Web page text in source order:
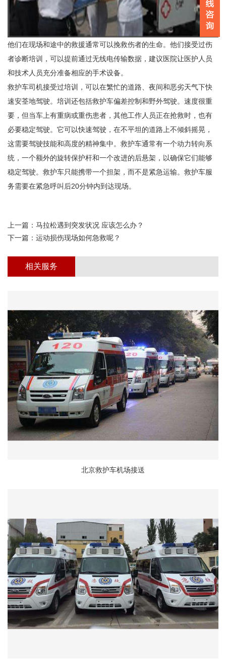
他们在现场和途中的救援通常可以挽救伤者的生命。他们接受过伤
者诊断培训，可以提前通过无线电传输数据，建议医院让医护人员
和技术人员充分准备相应的手术设备。
救护车司机接受过培训，可以在繁忙的道路、夜间和恶劣天气下快
速安荃地驾驶。培训还包括救护车偏差控制和野外驾驶。速度很重
要，但当车上有重病或重伤患者，其他工作人员正在抢救时，也有
必要稳定驾驶。它可以快速驾驶，在不平坦的道路上不倾斜摇晃，
这需要驾驶技能和高度的精神集中。救护车通常有一个动力转向系
统，一个额外的旋转保护杆和一个改进的后悬架，以确保它们能够
稳定驾驶。救护车只能携带一个担架，而不是紧急运输。救护车服
务需要在紧急呼叫后20分钟内到达现场。
上一篇： 马拉松遇到突发状况 应该怎么办？
下一篇： 运动损伤现场如何急救呢？
相关服务
北京救护车机场接送